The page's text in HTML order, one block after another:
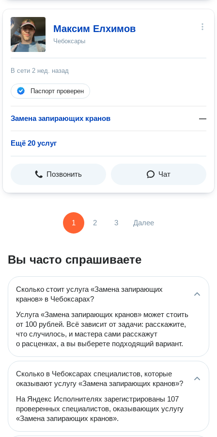
Максим Елхимов
Чебоксары
В сети 2 нед. назад
Паспорт проверен
Замена запирающих кранов —
Ещё 20 услуг
Позвонить Чат
1 2 3 Далее
Вы часто спрашиваете
Сколько стоит услуга «Замена запирающих
кранов» в Чебоксарах?
Услуга «Замена запирающих кранов» может стоить
от 100 рублей. Всё зависит от задачи: расскажите,
что случилось, и мастера сами расскажут
о расценках, а вы выберете подходящий вариант.
Сколько в Чебоксарах специалистов, которые
оказывают услугу «Замена запирающих кранов»?
На Яндекс Исполнителях зарегистрированы 107
проверенных специалистов, оказывающих услугу
«Замена запирающих кранов».